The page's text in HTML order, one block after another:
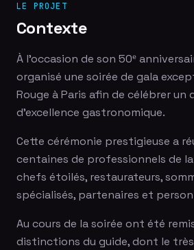
LE PROJET
Contexte
À l'occasion de son 50ᵉ
organisé une soirée de gala
Rouge à Paris afin de célébrer un
d'excellence gastronomique.
Cette cérémonie prestigieuse a
centaines de professionnels de
chefs étoilés, restaurateurs,
spécialisés, partenaires et
Au cours de la soirée ont été
distinctions du guide, dont le